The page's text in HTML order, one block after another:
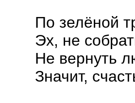
По зелёной
Эх, не
Не вернуть
Значит,